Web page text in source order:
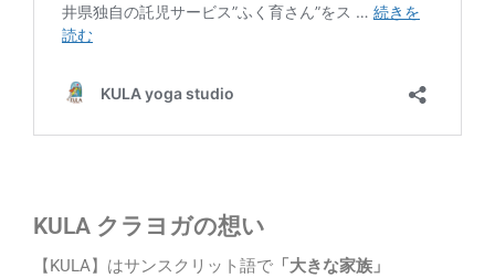
KULA クラヨガの想い
【KULA】はサンスクリット語で 「大きな家族」